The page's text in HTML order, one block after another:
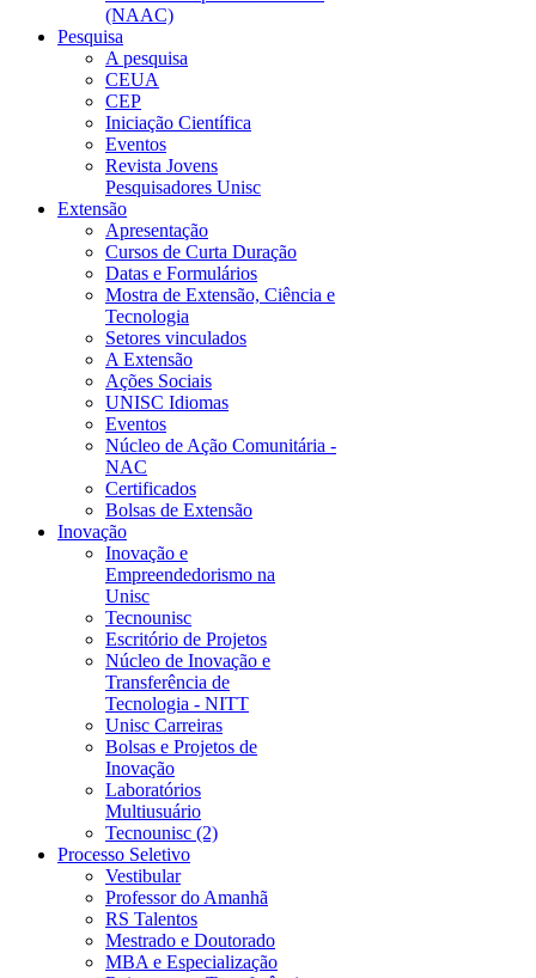
(NAAC)
Pesquisa
A pesquisa
CEUA
CEP
Iniciação Científica
Eventos
Revista Jovens
Pesquisadores Unisc
Extensão
Apresentação
Cursos de Curta Duração
Datas e Formulários
Mostra de Extensão, Ciência e
Tecnologia
Setores vinculados
A Extensão
Ações Sociais
UNISC Idiomas
Eventos
Núcleo de Ação Comunitária -
NAC
Certificados
Bolsas de Extensão
Inovação
Inovação e
Empreendedorismo na
Unisc
Tecnounisc
Escritório de Projetos
Núcleo de Inovação e
Transferência de
Tecnologia - NITT
Unisc Carreiras
Bolsas e Projetos de
Inovação
Laboratórios
Multiusuário
Tecnounisc (2)
Processo Seletivo
Vestibular
Professor do Amanhã
RS Talentos
Mestrado e Doutorado
MBA e Especialização